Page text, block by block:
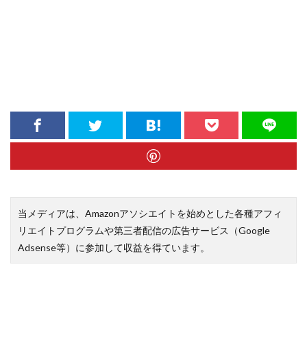
当メディアは、Amazonアソシエイトを始めとした各種アフィ
リエイトプログラムや第三者配信の広告サービス（Google
Adsense等）に参加して収益を得ています。